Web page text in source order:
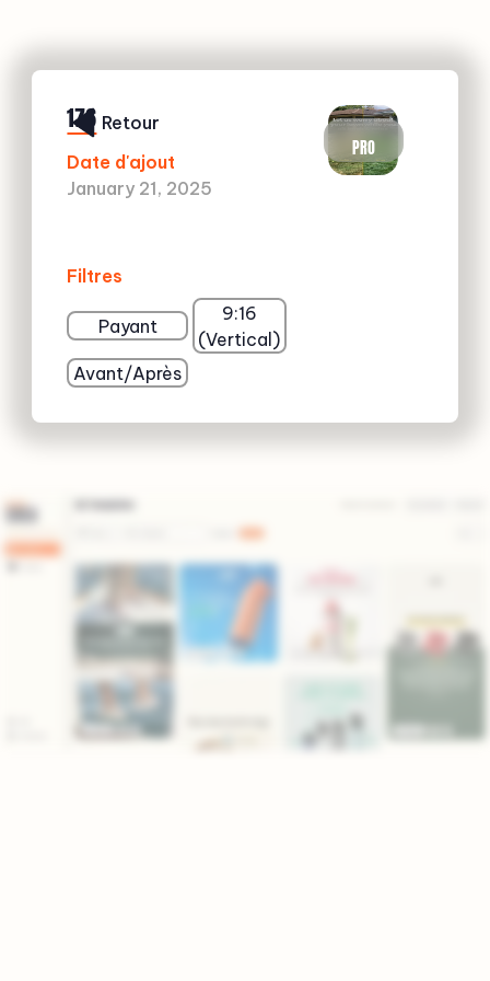
176
Date d'ajout
January 21, 2025
Filtres
Payant
9:16
(Vertical)
Avant/Après
PRO
Retour